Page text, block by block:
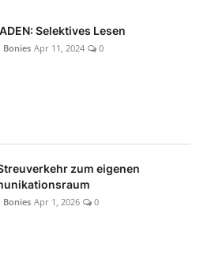
Selektives Lesen
Bonies Apr 11, 2024 0
zum eigenen
Bonies Apr 1, 2026 0